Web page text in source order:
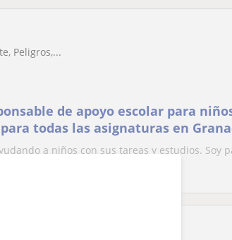
Peligros,...
de apoyo escolar para
todas las asignaturas en
a niños con sus tareas y estudios. Soy